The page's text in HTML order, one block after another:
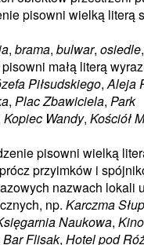
pisowni wielką literą
, brama, bulwar, osiedle,
małą literą
Piłsudskiego, Aleja
, Plac Zbawiciela, Park
Kopiec Wandy, Kościół
pisowni wielką
przyimków i
nazwach lokali
np. Karczma
Naukowa,
Bar Flisak, Hotel pod